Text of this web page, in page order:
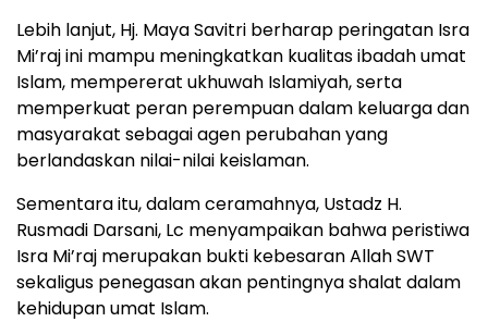
Lebih lanjut, Hj. Maya Savitri berharap peringatan Isra
Mi’raj ini mampu meningkatkan kualitas ibadah umat
Islam, mempererat ukhuwah Islamiyah, serta
memperkuat peran perempuan dalam keluarga dan
masyarakat sebagai agen perubahan yang
berlandaskan nilai-nilai keislaman.
Sementara itu, dalam ceramahnya, Ustadz H.
Rusmadi Darsani, Lc menyampaikan bahwa peristiwa
Isra Mi’raj merupakan bukti kebesaran Allah SWT
sekaligus penegasan akan pentingnya shalat dalam
kehidupan umat Islam.